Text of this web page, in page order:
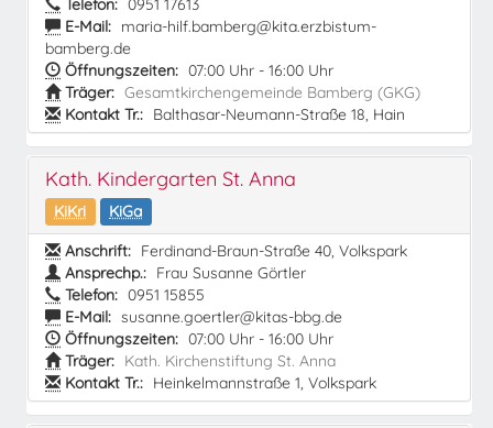
Telefon: 0951 17613
E-Mail: maria-hilf.bamberg@kita.erzbistum-
bamberg.de
Öffnungszeiten: 07:00 Uhr - 16:00 Uhr
Träger: Gesamtkirchengemeinde Bamberg (GKG)
Kontakt Tr.: Balthasar-Neumann-Straße 18, Hain
Kath. Kindergarten St. Anna
KiKri
KiGa
Anschrift: Ferdinand-Braun-Straße 40, Volkspark
Ansprechp.: Frau Susanne Görtler
Telefon: 0951 15855
E-Mail: susanne.goertler@kitas-bbg.de
Öffnungszeiten: 07:00 Uhr - 16:00 Uhr
Träger: Kath. Kirchenstiftung St. Anna
Kontakt Tr.: Heinkelmannstraße 1, Volkspark